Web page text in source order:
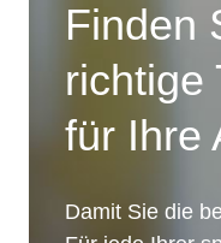
Finden
richtige
für Ihre
Damit Sie die